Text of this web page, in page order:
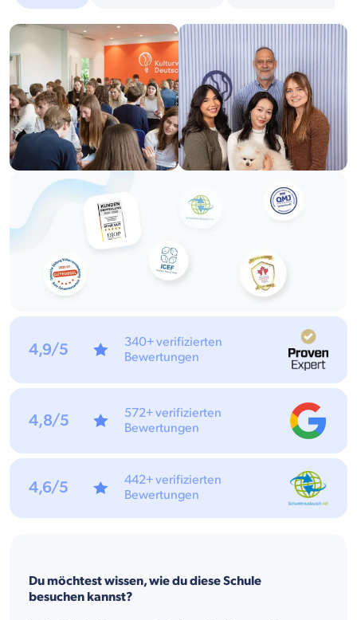
Du möchtest wissen, wie du diese Schule
besuchen kannst?
4,9/5
340+ verifizierten
Bewertungen
4,8/5
572+ verifizierten
Bewertungen
4,6/5
442+ verifizierten
Bewertungen